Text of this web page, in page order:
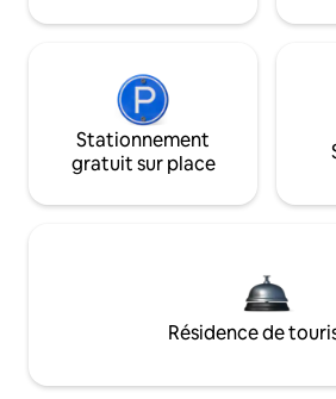
Stationnement
gratuit sur place
Résidence de